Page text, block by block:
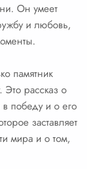
Он умеет
и любовь,
памятник
Это рассказ о
победу и о его
заставляет
мира и о том,